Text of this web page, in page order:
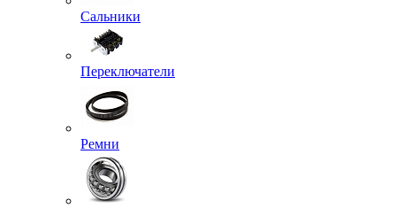
Сальники
Переключатели
Ремни